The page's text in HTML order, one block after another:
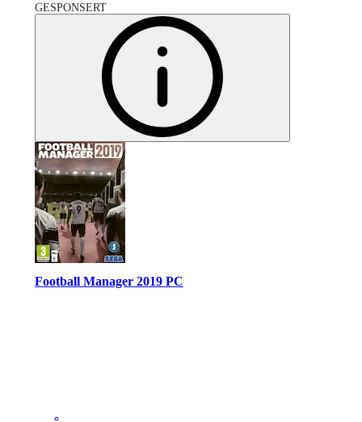
GESPONSERT
Football Manager 2019 PC